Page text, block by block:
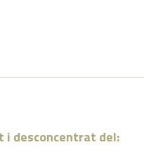
i desconcentrat del: